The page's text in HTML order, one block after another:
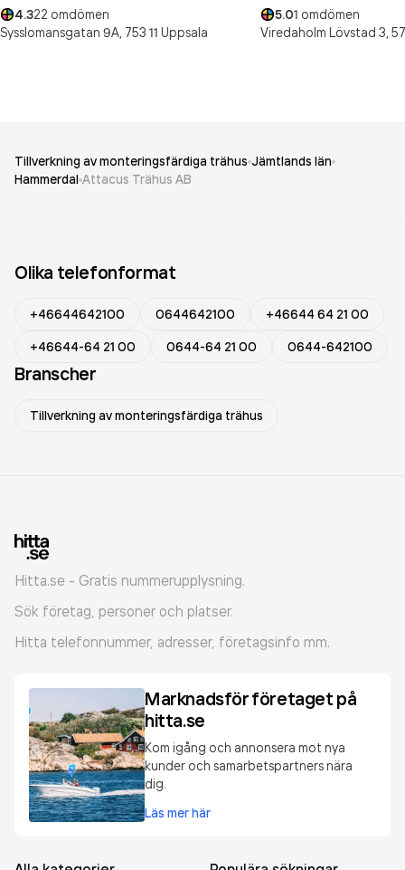
4.322 omdömen
Sysslomansgatan 9A, 753 11 Uppsala
5.01 omdömen
Viredaholm Lövstad 3,
Tillverkning av monteringsfärdiga trähus Jämtlands län
Hammerdal Attacus Trähus AB
Olika telefonformat
+46644642100 0644642100
+46644 64 21 00
+46644-64 21 00
0644-64 21 00 0644-642100
Branscher
Tillverkning av monteringsfärdiga trähus
Hitta.se - Gratis nummerupplysning.
Sök företag, personer och platser.
Hitta telefonnummer, adresser, företagsinfo mm.
Marknadsför företaget på
hitta.se
Kom igång och annonsera mot nya
kunder och samarbetspartners nära
dig.
Läs mer här